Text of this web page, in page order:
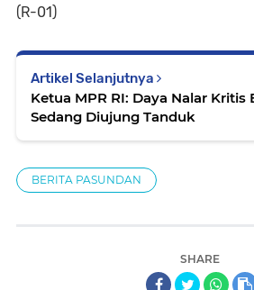
(R-01)
Artikel Selanjutnya
Ketua MPR RI: Daya Nalar Kritis
Sedang Diujung Tanduk
BERITA PASUNDAN
SHARE